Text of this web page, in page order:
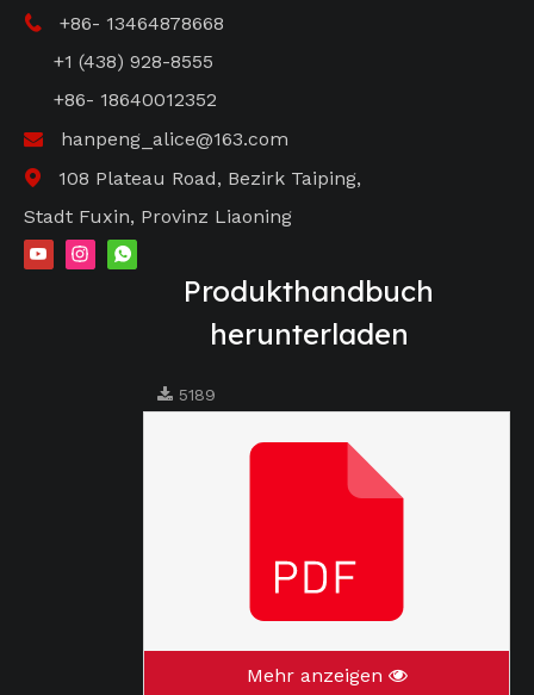

+86- 13464878668
+1 (438) 928-8555
+86- 18640012352
 hanpeng_alice@163.com

108 Plateau Road, Bezirk Taiping,
Stadt Fuxin, Provinz Liaoning
Produkthandbuch
herunterladen
5189
Mehr anzeigen